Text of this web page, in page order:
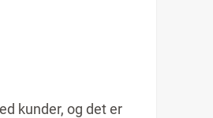
kunder, og det er